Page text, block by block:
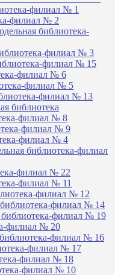
филиал № 1
филиал № 2
библиотека-
филиал № 3
филиал № 15
филиал № 6
филиал № 5
филиал № 13
библиотека
филиал № 8
филиал № 9
филиал № 4
библиотека-филиал
филиал № 22
филиал № 11
филиал № 12
филиал № 14
библиотека-филиал № 19
филиал № 20
библиотека-филиал № 16
филиал № 17
филиал № 18
филиал № 10